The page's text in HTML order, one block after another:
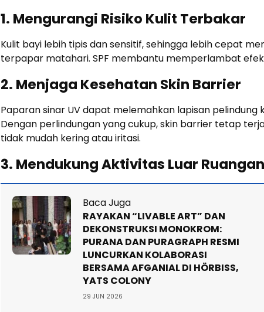
1. Mengurangi Risiko Kulit Terbakar
Kulit bayi lebih tipis dan sensitif, sehingga lebih cepat
terpapar matahari. SPF membantu memperlambat
2. Menjaga Kesehatan Skin Barrier
Paparan sinar UV dapat melemahkan lapisan pelindung
Dengan perlindungan yang cukup, skin barrier tetap
tidak mudah kering atau iritasi.
3. Mendukung Aktivitas Luar Ruangan
Baca Juga
RAYAKAN “LIVABLE ART” DAN
DEKONSTRUKSI MONOKROM:
PURANA DAN PURAGRAPH RESMI
LUNCURKAN KOLABORASI
BERSAMA AFGANIAL DI HÖRBISS,
YATS COLONY
29 JUN 2026